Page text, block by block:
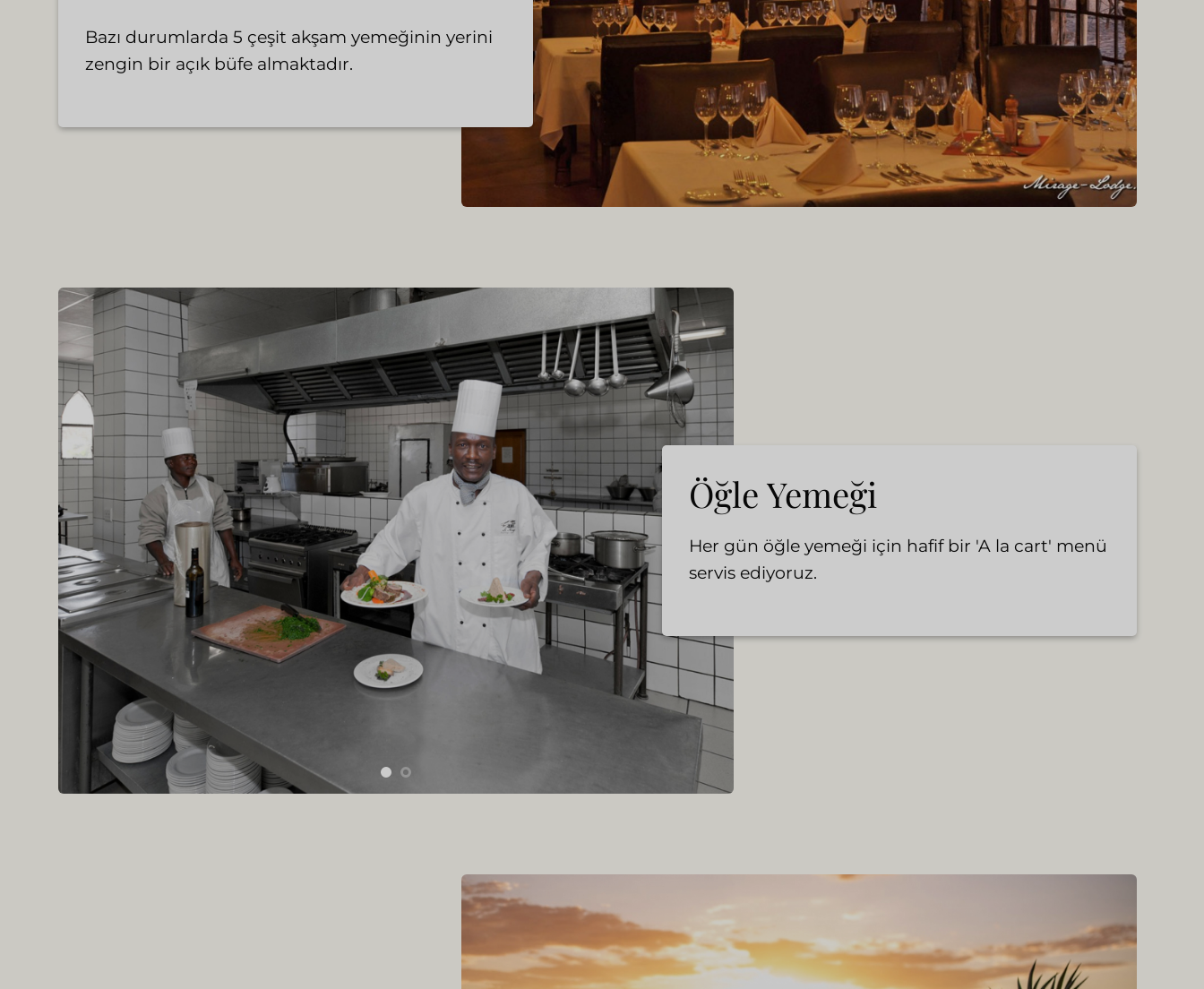
Bazı durumlarda 5 çeşit akşam yemeğinin yerini
zengin bir açık büfe almaktadır.
Öğle Yemeği
Her gün öğle yemeği için hafif bir 'A la cart' menü
servis ediyoruz.